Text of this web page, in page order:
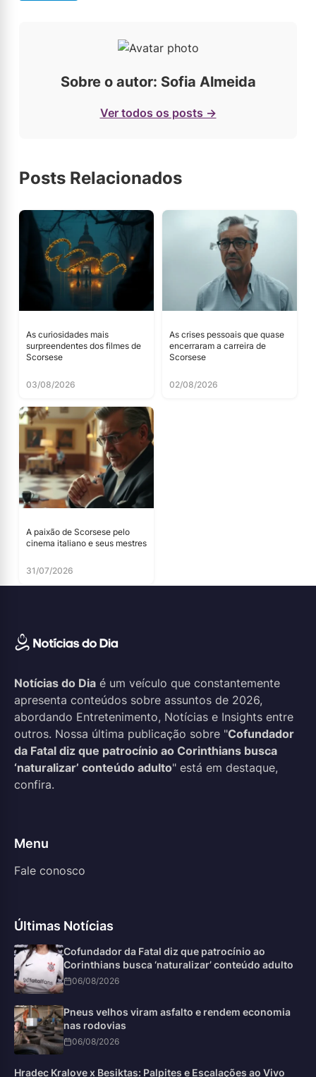
Sobre o autor: Sofia Almeida
Ver todos os posts →
Posts Relacionados
As curiosidades mais
surpreendentes dos filmes de
Scorsese
03/08/2026
As crises pessoais que quase
encerraram a carreira de
Scorsese
02/08/2026
A paixão de Scorsese pelo
cinema italiano e seus mestres
31/07/2026
Notícias do Dia é um veículo que constantemente
apresenta conteúdos sobre assuntos de 2026,
abordando Entretenimento, Notícias e Insights entre
outros. Nossa última publicação sobre "Cofundador
da Fatal diz que patrocínio ao Corinthians busca
‘naturalizar’ conteúdo adulto" está em destaque,
confira.
Menu
Fale conosco
Últimas Notícias
Cofundador da Fatal diz que patrocínio ao
Corinthians busca ‘naturalizar’ conteúdo adulto
06/08/2026
Pneus velhos viram asfalto e rendem economia
nas rodovias
06/08/2026
Hradec Kralove x Besiktas: Palpites e Escalações ao Vivo